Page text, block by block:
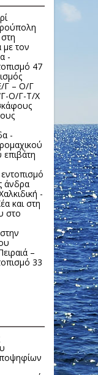
με τον
-
47
Γ – Ο/Γ
Γ-Ο/Γ-Τ/Χ
-
άνδρα
-
και στη
στο
–
33